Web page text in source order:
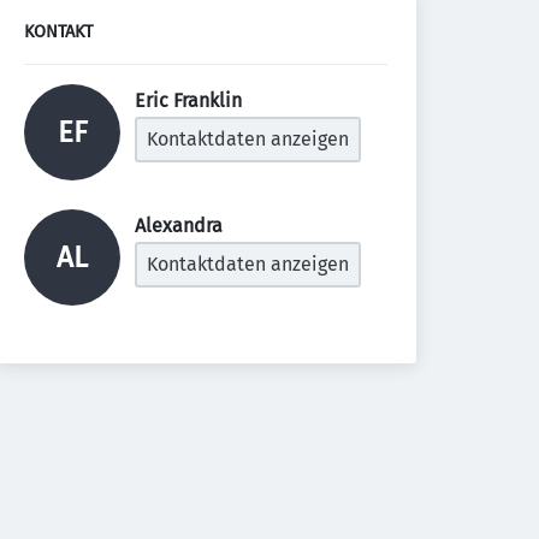
KONTAKT
EF
Eric Franklin
Kontaktdaten anzeigen
AL
Alexandra
Kontaktdaten anzeigen